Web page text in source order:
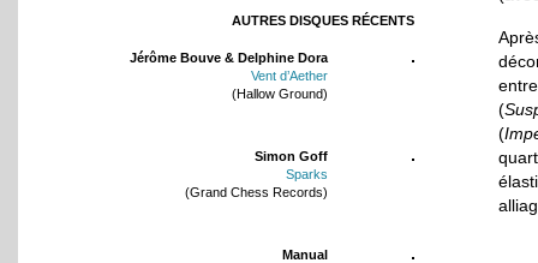
AUTRES DISQUES RÉCENTS
Jérôme Bouve & Delphine Dora
Vent d’Aether
(Hallow Ground)
Simon Goff
Sparks
(Grand Chess Records)
Manual
(
(